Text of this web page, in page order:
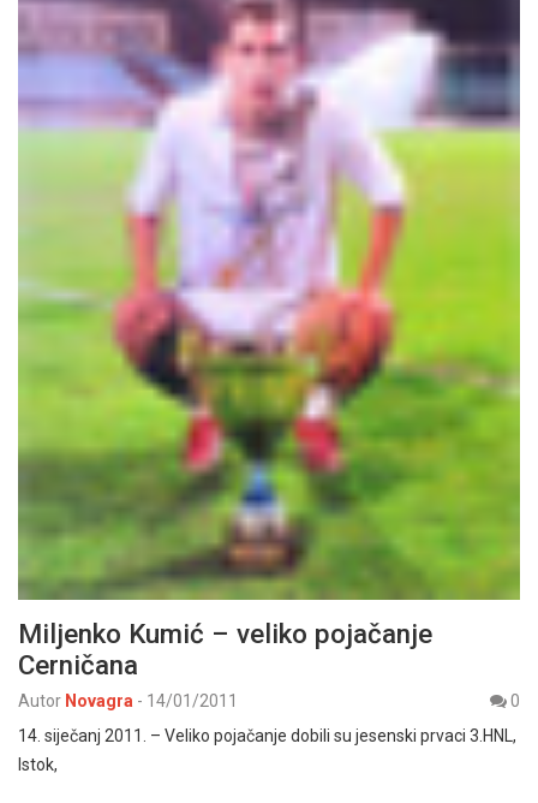
Miljenko Kumić – veliko pojačanje
Cerničana
Autor Novagra - 14/01/2011
0
14. siječanj 2011. – Veliko pojačanje dobili su jesenski prvaci 3.HNL,
Istok,